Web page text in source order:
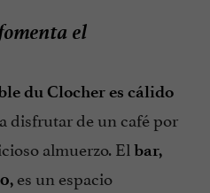
el
du Clocher es cálido
disfrutar de un café por
almuerzo. El bar,
es un espacio